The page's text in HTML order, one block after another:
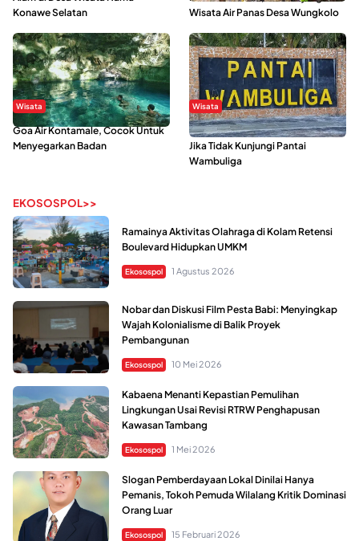
Konawe Selatan
Wisata Air Panas Desa Wungkolo
Wisata
Goa Air Kontamale, Cocok Untuk
Menyegarkan Badan
Wisata
Berkunjung Ke Wakatobi, Nyesal
Jika Tidak Kunjungi Pantai
Wambuliga
EKOSOSPOL>>
Ramainya Aktivitas Olahraga di Kolam Retensi
Boulevard Hidupkan UMKM
Ekosospol 1 Agustus 2026
Nobar dan Diskusi Film Pesta Babi: Menyingkap
Wajah Kolonialisme di Balik Proyek
Pembangunan
Ekosospol 10 Mei 2026
Kabaena Menanti Kepastian Pemulihan
Lingkungan Usai Revisi RTRW Penghapusan
Kawasan Tambang
Ekosospol 1 Mei 2026
Slogan Pemberdayaan Lokal Dinilai Hanya
Pemanis, Tokoh Pemuda Wilalang Kritik Dominasi
Orang Luar
Ekosospol 15 Februari 2026